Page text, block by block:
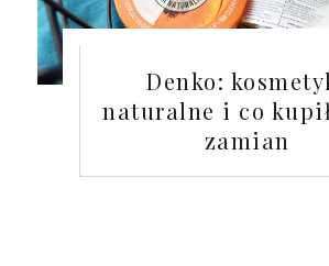
Denko:
naturalne i co
zamian